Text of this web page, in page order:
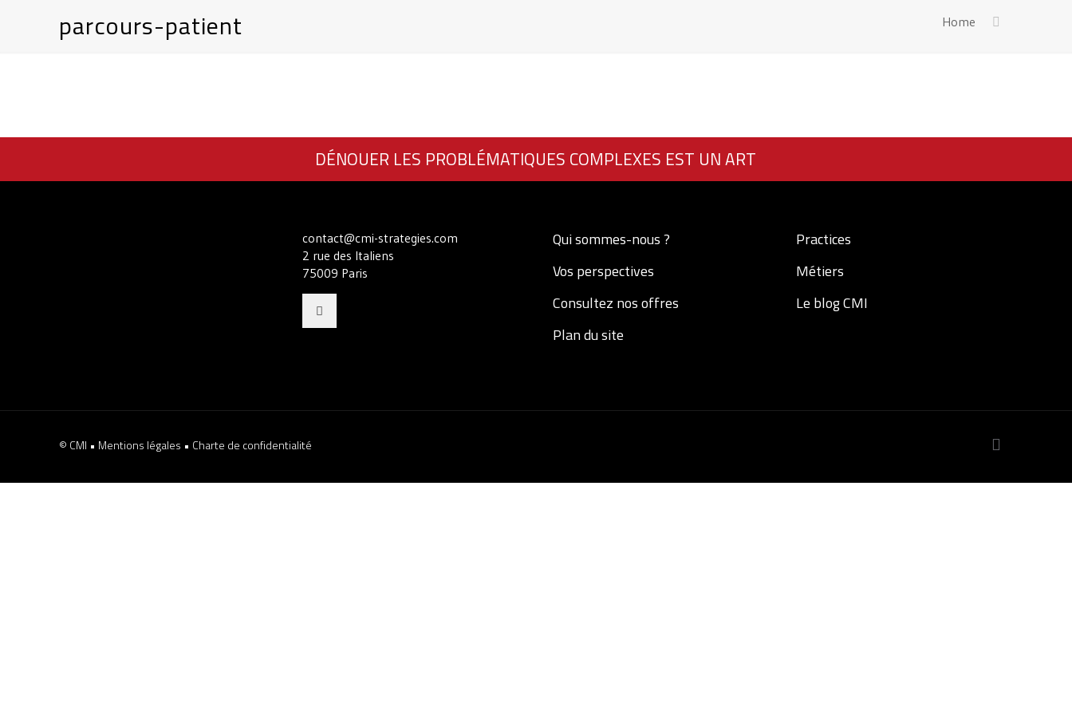
parcours-patient Home
DÉNOUER LES PROBLÉMATIQUES COMPLEXES EST UN ART
contact@cmi-strategies.com
2 rue des Italiens
75009 Paris
Qui sommes-nous ?
Vos perspectives
Consultez nos offres
Plan du site
Practices
Métiers
Le blog CMI
© CMI • Mentions légales • Charte de confidentialité